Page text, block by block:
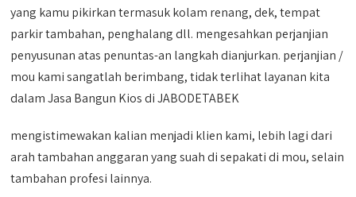
yang kamu pikirkan termasuk kolam renang, dek, tempat
parkir tambahan, penghalang dll. mengesahkan perjanjian
penyusunan atas penuntas-an langkah dianjurkan. perjanjian /
mou kami sangatlah berimbang, tidak terlihat layanan kita
dalam Jasa Bangun Kios di JABODETABEK
mengistimewakan kalian menjadi klien kami, lebih lagi dari
arah tambahan anggaran yang suah di sepakati di mou, selain
tambahan profesi lainnya.